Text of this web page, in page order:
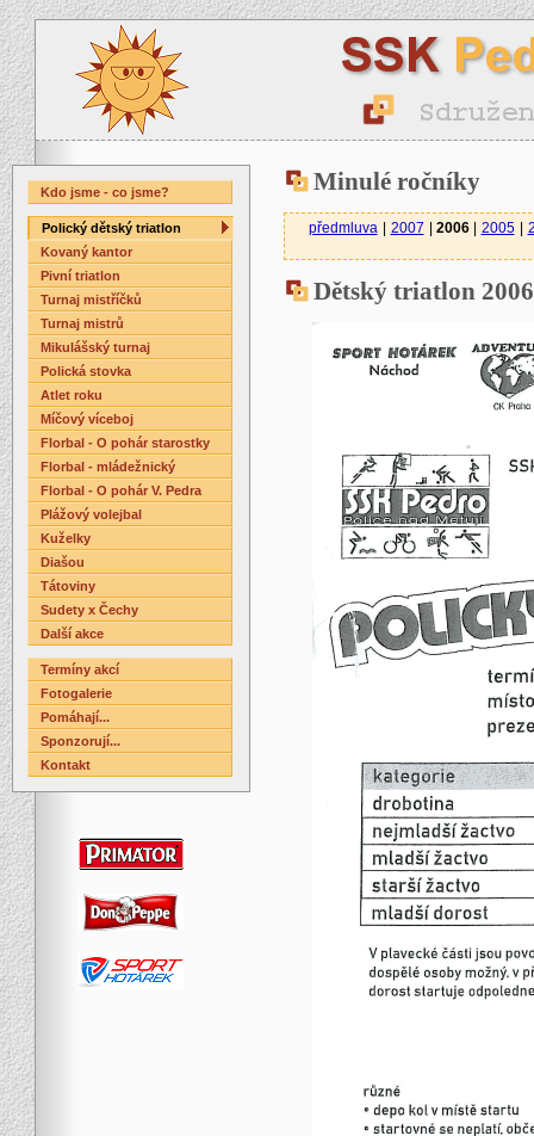
Kdo jsme - co jsme?
Polický dětský triatlon
Kovaný kantor
Pivní triatlon
Turnaj mistříčků
Turnaj mistrů
Mikulášský turnaj
Polická stovka
Atlet roku
Míčový víceboj
Florbal - O pohár starostky
Florbal - mládežnický
Florbal - O pohár V. Pedra
Plážový volejbal
Kuželky
Diašou
Tátoviny
Sudety x Čechy
Další akce
Termíny akcí
Fotogalerie
Pomáhají...
Sponzorují...
Kontakt
Minulé ročníky
předmluva | 2007 | 2006| 2005 |
Dětský triatlon 2006